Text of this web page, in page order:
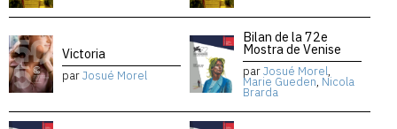
Victoria
parJosué Morel
Bilan de la 72e
Mostra de Venise
parJosué Morel,
Marie Gueden, Nicola
Brarda